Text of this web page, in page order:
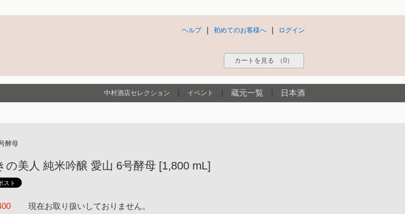
ログイン
初めてのお客様へ
ヘルプ
カートを見る （0）
中村酒店セレクション イベント 蔵元一覧 日本酒
酵母
の美人 純米吟醸 愛山 6号酵母 [1,800 mL]
現在お取り扱いしておりません。